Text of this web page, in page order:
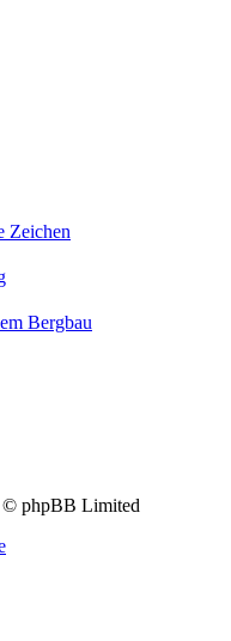
Zeichen
Bergbau
phpBB Limited